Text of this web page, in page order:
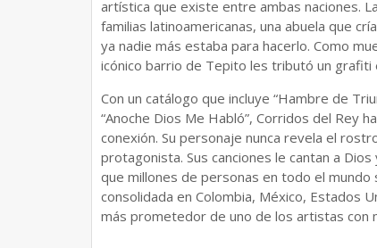
artística que existe entre ambas naciones.
familias latinoamericanas, una abuela que
ya nadie más estaba para hacerlo. Como
icónico barrio de Tepito les tributó un
Con un catálogo que incluye “Hambre de
“Anoche Dios Me Habló”, Corridos del Rey
conexión. Su personaje nunca revela el
protagonista. Sus canciones le cantan a
que millones de personas en todo el
consolidada en Colombia, México, Estados
más prometedor de uno de los artistas con